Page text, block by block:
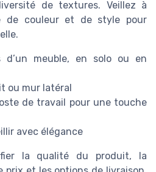
de textures. Veillez à
de couleur et de style pour
d’un meuble, en solo ou en
ou mur latéral
de travail pour une touche
avec élégance
la qualité du produit, la